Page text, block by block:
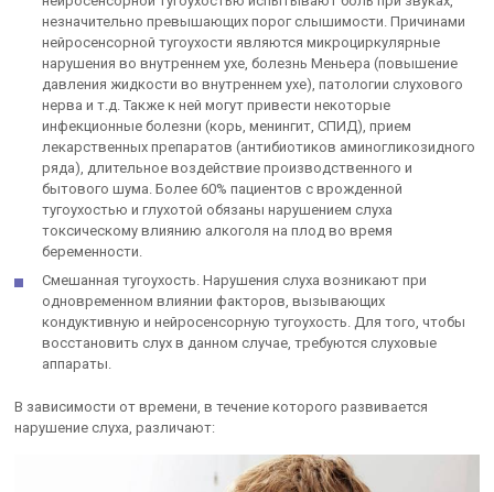
незначительно превышающих порог слышимости. Причинами
нейросенсорной тугоухости являются микроциркулярные
нарушения во внутреннем ухе, болезнь Меньера (повышение
давления жидкости во внутреннем ухе), патологии слухового
нерва и т.д. Также к ней могут привести некоторые
инфекционные болезни (корь, менингит, СПИД), прием
лекарственных препаратов (антибиотиков аминогликозидного
ряда), длительное воздействие производственного и
бытового шума. Более 60% пациентов с врожденной
тугоухостью и глухотой обязаны нарушением слуха
токсическому влиянию алкоголя на плод во время
беременности.
Смешанная тугоухость. Нарушения слуха возникают при
одновременном влиянии факторов, вызывающих
кондуктивную и нейросенсорную тугоухость. Для того, чтобы
восстановить слух в данном случае, требуются слуховые
аппараты.
В зависимости от времени, в течение которого развивается
нарушение слуха, различают: